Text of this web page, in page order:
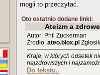
mogli to przeczytać.
Oto ostatnio dodane linki:
Ateizm a
Autor: Phil Zuckerman
Źrodło: ateo.blox.pl
Kraje, w których odsetek
najzdrowszych i
Do tekstu..